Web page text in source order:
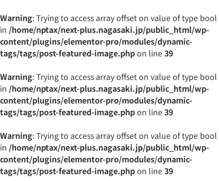
Warning: Trying to access array offset on value of type bool
in /home/nptax/next-plus.nagasaki.jp/public_html/wp-
content/plugins/elementor-pro/modules/dynamic-
tags/tags/post-featured-image.phpon line39
Warning: Trying to access array offset on value of type bool
in /home/nptax/next-plus.nagasaki.jp/public_html/wp-
content/plugins/elementor-pro/modules/dynamic-
tags/tags/post-featured-image.phpon line39
Warning: Trying to access array offset on value of type bool
in /home/nptax/next-plus.nagasaki.jp/public_html/wp-
content/plugins/elementor-pro/modules/dynamic-
tags/tags/post-featured-image.phpon line39